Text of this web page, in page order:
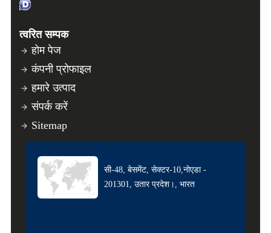
त्वरित सम्पक
होम पेज
कंपनी प्रोफाइल
हमारे उत्पाद
संपर्क करें
Sitemap
सी-48, बेसमेंट, सेक्टर-10,नोएडा -
201301, उतार प्रदेश।, भारत